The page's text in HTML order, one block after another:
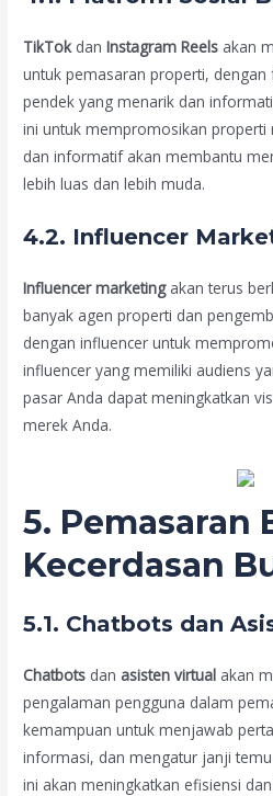
TikTokdanInstagram Reels akan
untuk pemasaran properti,
pendek yang menarik dan
ini untuk mempromosikan properti
dan informatif akan membantu
lebih luas dan lebih muda.
4.2. Influencer
Influencer marketingakan terus
banyak agen properti dan
dengan influencer untuk
influencer yang memiliki audiens
pasar Anda dapat meningkatkan
merek Anda.
5. Pemasaran
Kecerdasan
5.1. Chatbots dan
Chatbots dan asisten virtual akan
pengalaman pengguna dalam
kemampuan untuk menjawab
informasi, dan mengatur janji
ini akan meningkatkan efisiensi